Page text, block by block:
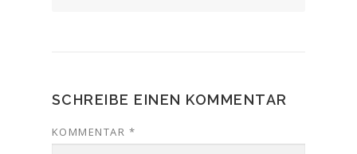
SCHREIBE EINEN KOMMENTAR
KOMMENTAR *